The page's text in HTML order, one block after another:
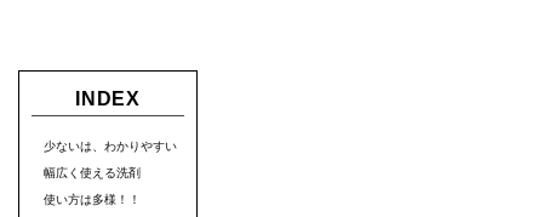
INDEX
少ないは、わかりやすい
幅広く使える洗剤
使い方は多様！！